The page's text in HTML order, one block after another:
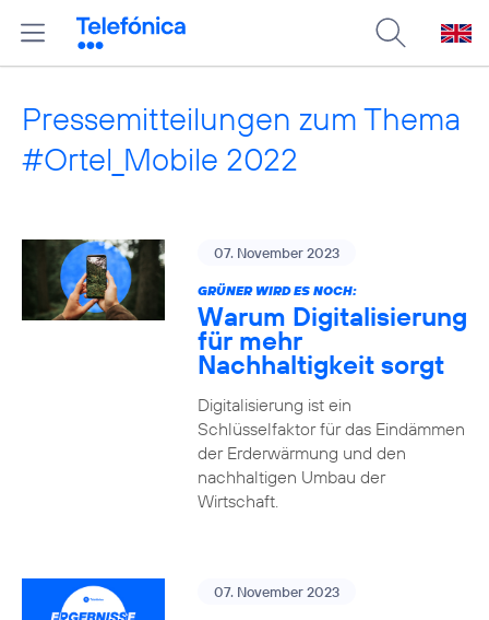
Pressemitteilungen zum Thema
#Ortel_Mobile 2022
07. November 2023
GRÜNER WIRD ES NOCH:
Warum Digitalisierung
für mehr
Nachhaltigkeit sorgt
Digitalisierung ist ein
Schlüsselfaktor für das Eindämmen
der Erderwärmung und den
nachhaltigen Umbau der
Wirtschaft.
07. November 2023